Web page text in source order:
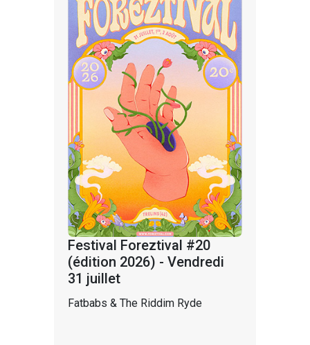
Festival Foreztival #20
(édition 2026) - Vendredi
31 juillet
Fatbabs & The Riddim Ryde